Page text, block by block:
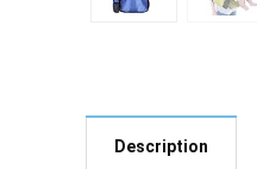
Description